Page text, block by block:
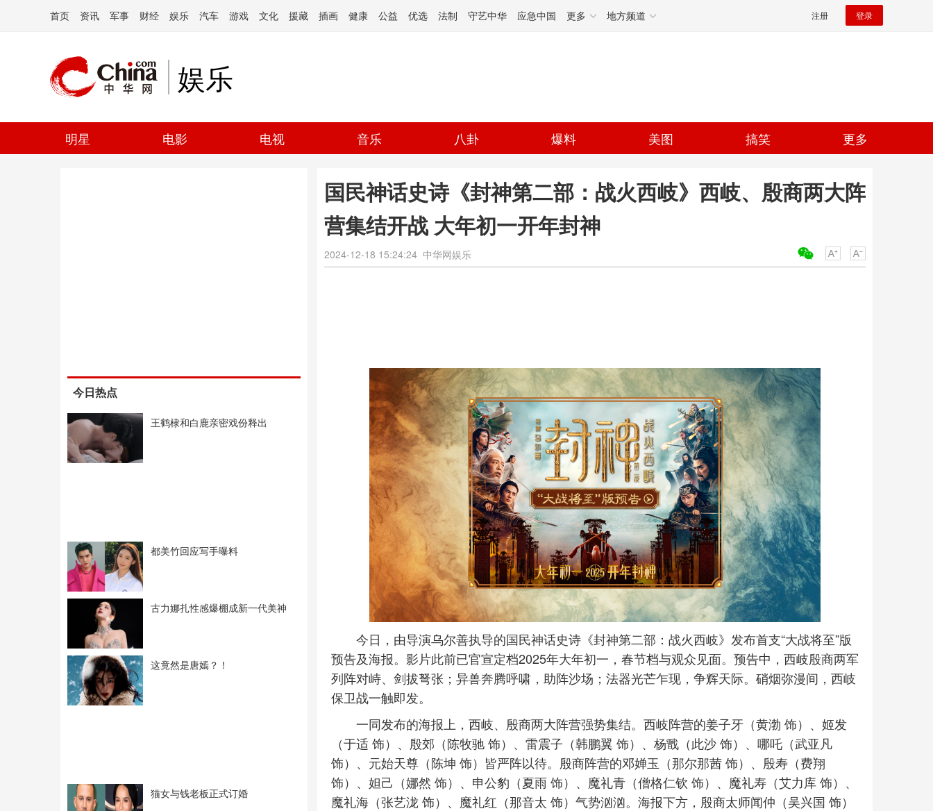
首页 资讯 军事 财经 娱乐 汽车 游戏 文化 援藏 插画 健康 公益 优选 法制 守艺中华 应急中国 更多 地方频道 注册 登录
娱乐
明星 电影 电视 音乐 八卦 爆料 美图 搞笑 更多
今日热点
王鹤棣和白鹿亲密戏份释出
都美竹回应写手曝料
古力娜扎性感爆棚成新一代美神
这竟然是唐嫣？！
猫女与钱老板正式订婚
国民神话史诗《封神第二部：战火西岐》西岐、殷商两大阵
营集结开战 大年初一开年封神
2024-12-18 15:24:24 中华网娱乐
今日，由导演乌尔善执导的国民神话史诗《封神第二部：战火西岐》发布首支“大战将至”版
预告及海报。影片此前已官宣定档2025年大年初一，春节档与观众见面。预告中，西岐殷商两军
列阵对峙、剑拔弩张；异兽奔腾呼啸，助阵沙场；法器光芒乍现，争辉天际。硝烟弥漫间，西岐
保卫战一触即发。
一同发布的海报上，西岐、殷商两大阵营强势集结。西岐阵营的姜子牙（黄渤 饰）、姬发
（于适 饰）、殷郊（陈牧驰 饰）、雷震子（韩鹏翼 饰）、杨戬（此沙 饰）、哪吒（武亚凡
饰）、元始天尊（陈坤 饰）皆严阵以待。殷商阵营的邓婵玉（那尔那茜 饰）、殷寿（费翔
饰）、妲己（娜然 饰）、申公豹（夏雨 饰）、魔礼青（僧格仁钦 饰）、魔礼寿（艾力库 饰）、
魔礼海（张艺泷 饰）、魔礼红（那音太 饰）气势汹汹。海报下方，殷商太师闻仲（吴兴国 饰）